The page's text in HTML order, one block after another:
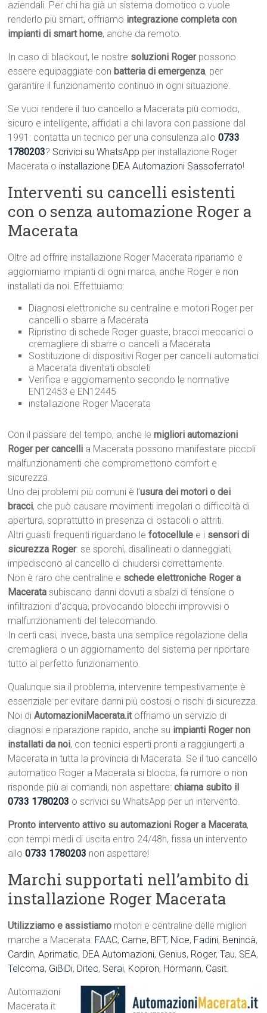
aziendali. Per chi ha già un sistema domotico o vuole
renderlo più smart, offriamo integrazione completa con
impianti di smart home, anche da remoto.
In caso di blackout, le nostre soluzioni Rogerpossono
essere equipaggiate con batteria di emergenza, per
garantire il funzionamento continuo in ogni situazione.
Se vuoi rendere il tuo cancello a Macerata più comodo,
sicuro e intelligente, affidati a chi lavora con passione dal
1991: contatta un tecnico per una consulenza allo0733
1780203? Scrivici su WhatsApp per installazione Roger
Macerata o installazione DEA Automazioni Sassoferrato!
Interventi su cancelli esistenti
con o senza automazione Roger a
Macerata
Oltre ad offrire installazione Roger Macerata ripariamo e
aggiorniamo impianti di ogni marca, anche Roger e non
installati da noi. Effettuiamo:
Diagnosi elettroniche su centraline e motori Roger per
cancelli o sbarre a Macerata
Ripristino di schede Roger guaste, bracci meccanici o
cremagliere di sbarre o cancelli a Macerata
Sostituzione di dispositivi Roger per cancelli automatici
a Macerata diventati obsoleti
Verifica e aggiornamento secondo le normative
EN12453 e EN12445
installazione Roger Macerata
Con il passare del tempo, anche lemigliori automazioni
Roger per cancelli a Macerata possono manifestare piccoli
malfunzionamenti che compromettono comfort e
sicurezza.
Uno dei problemi più comuni è l’usura dei motori o dei
bracci, che può causare movimenti irregolari o difficoltà di
apertura, soprattutto in presenza di ostacoli o attriti.
Altri guasti frequenti riguardano lefotocellule e i sensori di
sicurezza Roger: se sporchi, disallineati o danneggiati,
impediscono al cancello di chiudersi correttamente.
Non è raro che centraline e schede elettroniche Roger a
Macerata subiscano danni dovuti a sbalzi di tensione o
infiltrazioni d’acqua, provocando blocchi improvvisi o
malfunzionamenti del telecomando.
In certi casi, invece, basta una semplice regolazione della
cremagliera o un aggiornamento del sistema per riportare
tutto al perfetto funzionamento.
Qualunque sia il problema, intervenire tempestivamente è
essenziale per evitare danni più costosi o rischi di sicurezza.
Noi diAutomazioniMacerata.itoffriamo un servizio di
diagnosi e riparazione rapido, anche su impianti Roger non
installati da noi, con tecnici esperti pronti a raggiungerti a
Macerata in tutta la provincia di Macerata. Se il tuo cancello
automatico Roger a Macerata si blocca, fa rumore o non
risponde più ai comandi, non aspettare:chiama subito il
0733 1780203 o scrivici su WhatsApp per un intervento.
Pronto intervento attivo su automazioni Roger a Macerata,
con tempi medi di uscita entro 24/48h, fissa un intervento
allo0733 1780203 non aspettare!
Marchi supportati nell’ambito di
installazione Roger Macerata
Utilizziamo e assistiamo motori e centraline delle migliori
marche a Macerata: FAAC, Came, BFT, Nice, Fadini, Benincà,
Cardin,Aprimatic, DEA Automazioni, Genius, Roger,Tau, SEA,
Telcoma, GiBiDi, Ditec, Serai, Kopron, Hormann, Casit.
Automazioni
Macerata.it